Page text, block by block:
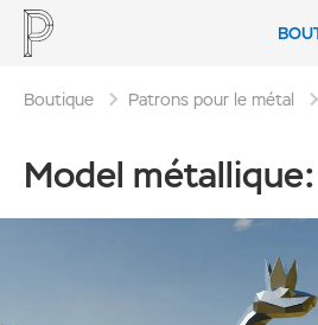
Boutique Patrons pour le métal
Model